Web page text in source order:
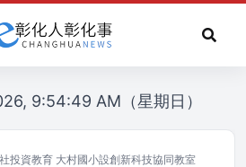
9:54:49 AM（星期日）
投資教育 大村國小設創新科技協同教室